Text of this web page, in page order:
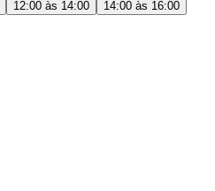
12:00 às 14:00
14:00 às 16:00